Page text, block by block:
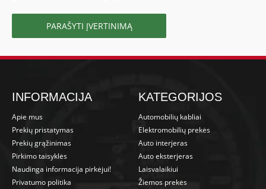
PARAŠYTI ĮVERTINIMĄ
INFORMACIJA
Apie mus
Prekių pristatymas
Prekių grąžinimas
Pirkimo taisyklės
Naudinga informacija pirkėjui!
Privatumo politika
KATEGORIJOS
Automobilių kabliai
Elektromobilių prekės
Auto interjeras
Auto eksterjeras
Laisvalaikiui
Žiemos prekės